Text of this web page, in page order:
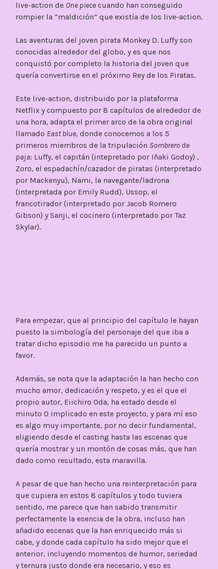
live-action de One piece cuando han conseguido
rompier la “maldición” que existía de los live-action.
Las aventuras del joven pirata Monkey D. Luffy son
conocidas alrededor del globo, y es que nos
conquistó por completo la historia del joven que
quería convertirse en el próximo Rey de los Piratas.
Este live-action, distribuido por la plataforma
Netflix y compuesto por 8 capítulos de alrededor de
una hora, adapta el primer arco de la obra original
llamado East blue, donde conocemos a los 5
primeros miembros de la tripulación Sombrero de
paja: Luffy, el capitán (intepretado por Iñaki Godoy) ,
Zoro, el espadachín/cazador de piratas (interpretado
por Mackenyu), Nami, la navegante/ladrona
(interpretada por Emily Rudd), Ussop, el
francotirador (interpretado por Jacob Romero
Gibson) y Sanji, el cocinero (interpretado por Taz
Skylar).
Para empezar, que al principio del capítulo le hayan
puesto la simbología del personaje del que iba a
tratar dicho episodio me ha parecido un punto a
favor.
Además, se nota que la adaptación la han hecho con
mucho amor, dedicación y respeto, y es el que el
propio autor, Eiichiro Oda, ha estado desde el
minuto 0 implicado en este proyecto, y para mí eso
es algo muy importante, por no decir fundamental,
eligiendo desde el casting hasta las escenas que
quería mostrar y un montón de cosas más, que han
dado como resultado, esta maravilla.
A pesar de que han hecho una reinterpretación para
que cupiera en estos 8 capítulos y todo tuviera
sentido, me parece que han sabido transmitir
perfectamente la esencia de la obra, incluso han
añadido escenas que la han enriquecido más si
cabe, y donde cada capítulo ha sido mejor que el
anterior, incluyendo momentos de humor, seriedad
y ternura justo donde era necesario, y eso es